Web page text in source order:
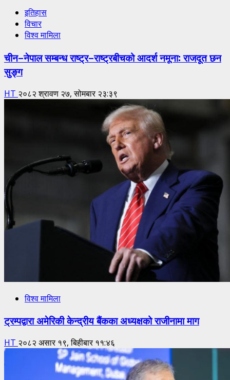
इतिहास
विचार
विश्व मामिला
चीन–नेपाल सम्बन्ध राष्ट्र–राष्ट्रबीचको आदर्श नमूना: राजदूत छन
सुङ्ग
HT २०८२ श्रावण २७, सोमबार २३:३९
विश्व मामिला
ट्रम्पद्वारा अमेरिकी केन्द्रीय बैंकका अध्यक्षको राजीनामा माग
HT २०८२ असार १९, बिहीबार ११:४६